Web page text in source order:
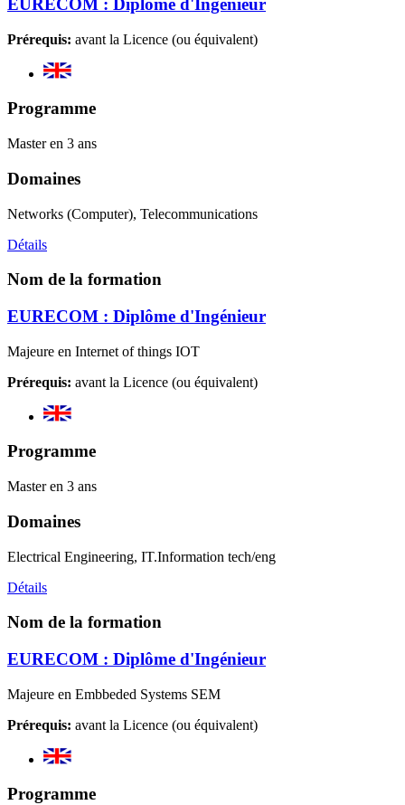
EURECOM : Diplôme d'Ingénieur
Prérequis: avant la Licence (ou équivalent)
Programme
Master en 3 ans
Domaines
Networks (Computer), Telecommunications
Détails
Nom de la formation
EURECOM : Diplôme d'Ingénieur
Majeure en Internet of things IOT
Prérequis: avant la Licence (ou équivalent)
Programme
Master en 3 ans
Domaines
Electrical Engineering, IT.Information tech/eng
Détails
Nom de la formation
EURECOM : Diplôme d'Ingénieur
Majeure en Embbeded Systems SEM
Prérequis: avant la Licence (ou équivalent)
Programme